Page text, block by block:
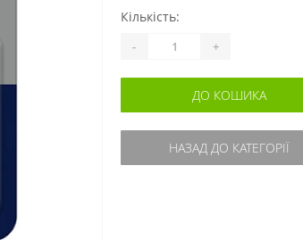
Кількість:
- +
ДО КОШИКА
НАЗАД ДО КАТЕГОРІЇ